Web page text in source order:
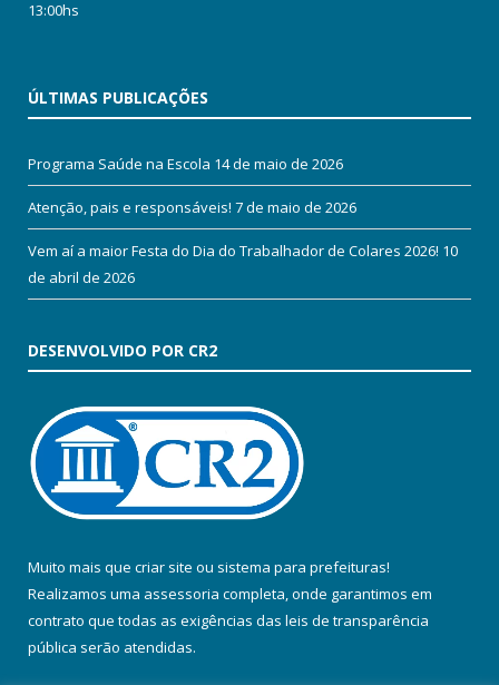
13:00hs
ÚLTIMAS PUBLICAÇÕES
Programa Saúde na Escola 14 de maio de 2026
Atenção, pais e responsáveis! 7 de maio de 2026
Vem aí a maior Festa do Dia do Trabalhador de Colares 2026! 10
de abril de 2026
DESENVOLVIDO POR CR2
Muito mais que criar site ou sistema para prefeituras!
Realizamos uma assessoria completa, onde garantimos em
contrato que todas as exigências das leis de transparência
pública serão atendidas.